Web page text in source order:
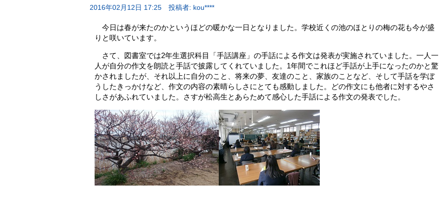
2016年02月12日 17:25 投稿者: kou****
今日は春が来たのかというほどの暖かな一日となりました。学校近くの池のほとりの梅の花も今が盛
りと咲いています。
さて、図書室では2年生選択科目「手話講座」の手話による作文は発表が実施されていました。一人一
人が自分の作文を朗読と手話で披露してくれていました。1年間でこれほど手話が上手になったのかと驚
かされましたが、それ以上に自分のこと、将来の夢、友達のこと、家族のことなど、そして手話を学ぼ
うしたきっかけなど、作文の内容の素晴らしさにとても感動しました。どの作文にも他者に対するやさ
しさがあふれていました。さすが松高生とあらためて感心した手話による作文の発表でした。